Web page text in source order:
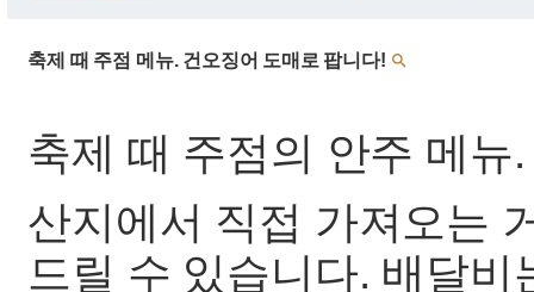
축제 때 주점 메뉴. 건오징어 도매로 팝니다! 
축제 때 주점의 안주 메
산지에서 직접 가져오는
드릴 수 있습니다. 배달